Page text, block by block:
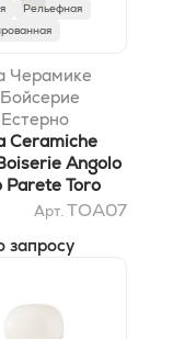
Рельефная
Черамике
Каффе
Ceramiche
Angolo
Parete Toro
Арт. TOA07
запросу